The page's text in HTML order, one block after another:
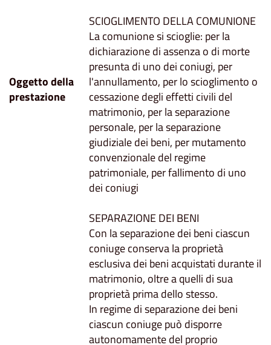
Oggetto della
prestazione
SCIOGLIMENTO DELLA COMUNIONE
La comunione si scioglie: per la
dichiarazione di assenza o di morte
presunta di uno dei coniugi, per
l'annullamento, per lo scioglimento o
cessazione degli effetti civili del
matrimonio, per la separazione
personale, per la separazione
giudiziale dei beni, per mutamento
convenzionale del regime
patrimoniale, per fallimento di uno
dei coniugi
SEPARAZIONE DEI BENI
Con la separazione dei beni ciascun
coniuge conserva la proprietà
esclusiva dei beni acquistati durante il
matrimonio, oltre a quelli di sua
proprietà prima dello stesso.
In regime di separazione dei beni
ciascun coniuge può disporre
autonomamente del proprio